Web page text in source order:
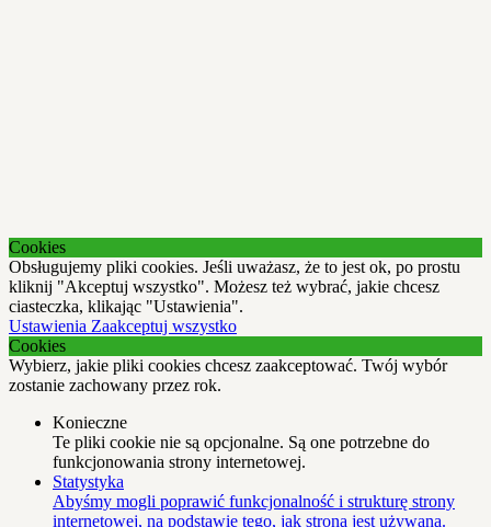
Cookies
Obsługujemy pliki cookies. Jeśli uważasz, że to jest ok, po prostu
kliknij "Akceptuj wszystko". Możesz też wybrać, jakie chcesz
ciasteczka, klikając "Ustawienia".
Ustawienia Zaakceptuj wszystko
Cookies
Wybierz, jakie pliki cookies chcesz zaakceptować. Twój wybór
zostanie zachowany przez rok.
Konieczne
Te pliki cookie nie są opcjonalne. Są one potrzebne do
funkcjonowania strony internetowej.
Statystyka
Abyśmy mogli poprawić funkcjonalność i strukturę strony
internetowej, na podstawie tego, jak strona jest używana.